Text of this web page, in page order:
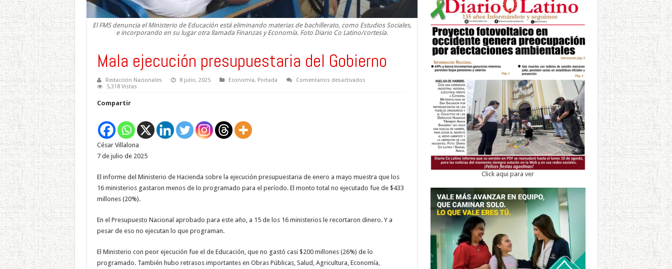
El FMS denuncia el Ministerio de Educación está eliminando materias de bachillerato, como Estudios Sociales,
e incorporando en su lugar otra llamada Finanzas y Economía. Foto Diario Co Latino/cortesía.
Mala ejecución presupuestaria del Gobierno
Redacción Nacionales 8 julio, 2025 Economía, Portada Comentarios desactivadosen
5,318 Vistas
Compartir
César Villalona
7 de julio de 2025
El informe del Ministerio de Hacienda sobre la ejecución presupuestaria de enero a mayo muestra que los
16 ministerios gastaron menos de lo programado para el período. El monto total no ejecutado fue de $433
millones (20%).
En el Presupuesto Nacional aprobado para este año, a 15 de los 16 ministerios le recortaron dinero. Y a
pesar de eso no ejecutan lo que programan.
El Ministerio con peor ejecución fue el de Educación, que no gastó casi $200 millones (26%) de lo
programado. También hubo retrasos importantes en Obras Públicas, Salud, Agricultura, Economía,
Click aqui para ver